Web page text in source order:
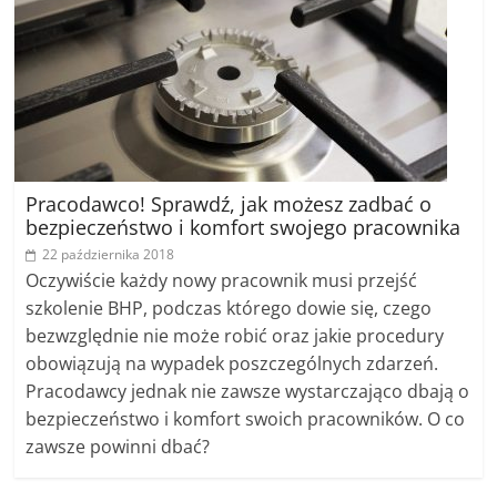
Pracodawco! Sprawdź, jak możesz zadbać o
bezpieczeństwo i komfort swojego pracownika
22 października 2018
Oczywiście każdy nowy pracownik musi przejść
szkolenie BHP, podczas którego dowie się, czego
bezwzględnie nie może robić oraz jakie procedury
obowiązują na wypadek poszczególnych zdarzeń.
Pracodawcy jednak nie zawsze wystarczająco dbają o
bezpieczeństwo i komfort swoich pracowników. O co
zawsze powinni dbać?